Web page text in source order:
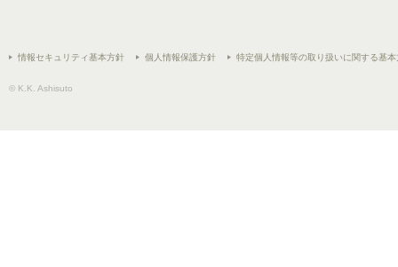
情報セキュリティ基本方針 個人情報保護方針 特定個人情報等の取り扱いに関する基本
© K.K. Ashisuto